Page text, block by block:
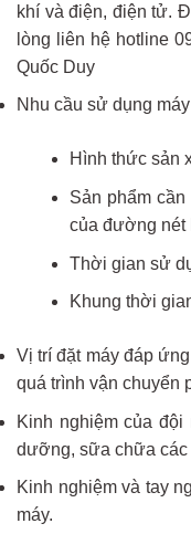
khí và điện, điện tử.
lòng liên hệ hotline
Quốc Duy
Nhu cầu sử dụng
Hình thức sản
Sản phẩm
của đường nét
Thời gian sử
Khung thời
Vị trí đặt máy đáp
quá trình vận chuyển
Kinh nghiệm của
dưỡng, sữa chữa các
Kinh nghiệm và tay
máy.